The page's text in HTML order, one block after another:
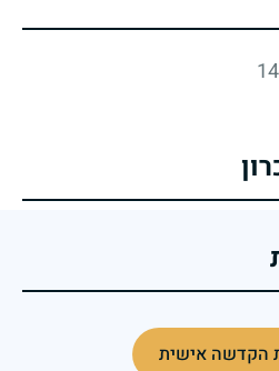
הקדשה אישית